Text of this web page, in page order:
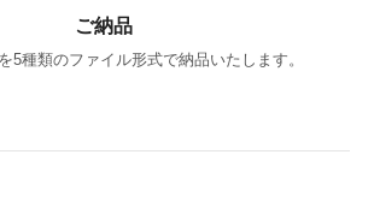
ご納品
5種類のファイル形式で納品いたします。